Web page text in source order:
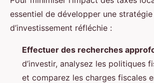
essentiel de développer une stratégie
d’investissement réfléchie :
Effectuer des recherches
d’investir, analysez les politiques
et comparez les charges fiscales